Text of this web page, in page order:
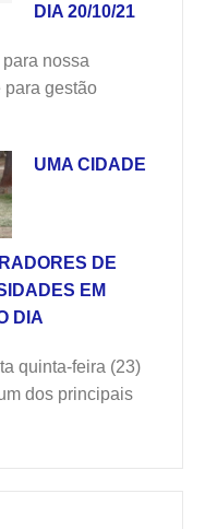
DIA 20/10/21
nossa
para gestão
UMA CIDADE
DE
EM
DIA
quinta-feira (23)
dos principais